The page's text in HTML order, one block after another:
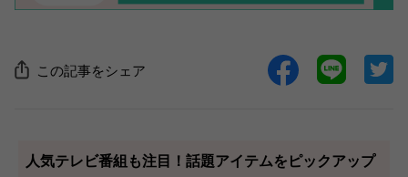
この記事をシェア
人気テレビ番組も注目！話題アイテムをピックアップ